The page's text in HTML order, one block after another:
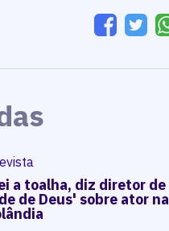
a toalha, diz diretor de
de Deus' sobre ator na